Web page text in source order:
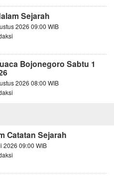
Sejarah
2026 09:00 WIB
Bojonegoro Sabtu 1
2026 08:00 WIB
Catatan Sejarah
2026 09:00 WIB